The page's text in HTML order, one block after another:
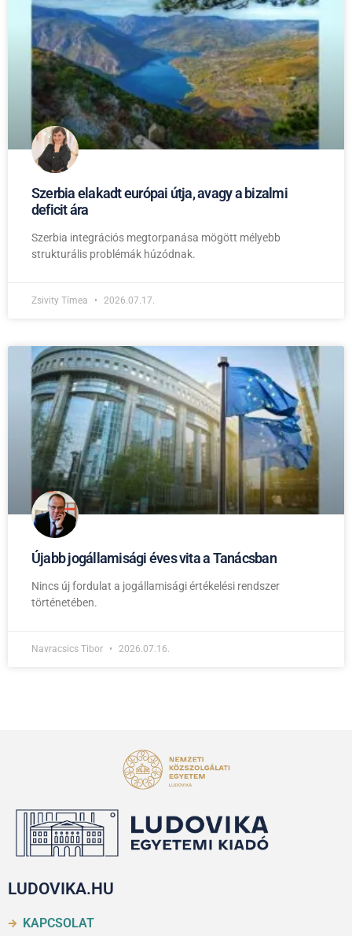
Szerbia elakadt európai útja, avagy a bizalmi
deficit ára
Szerbia integrációs megtorpanása mögött mélyebb
strukturális problémák húzódnak.
Zsivity Tímea 2026.07.17.
Újabb jogállamisági éves vita a Tanácsban
Nincs új fordulat a jogállamisági értékelési rendszer
történetében.
Navracsics Tibor 2026.07.16.
LUDOVIKA.HU
KAPCSOLAT